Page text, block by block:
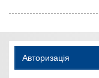
Авторизація